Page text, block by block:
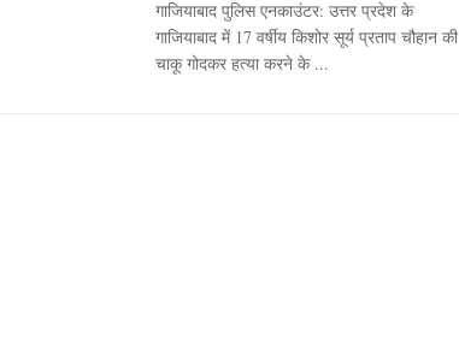
गाजियाबाद पुलिस एनकाउंटर: उत्तर प्रदेश के
गाजियाबाद में 17 वर्षीय किशोर सूर्य प्रताप चौहान की
चाकू गोदकर हत्या करने के ...